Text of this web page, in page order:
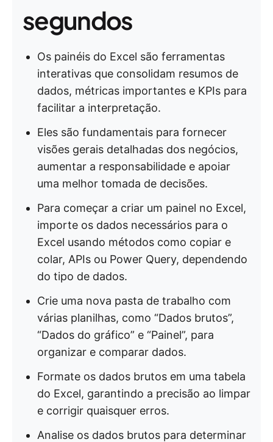
segundos
Os painéis do Excel são ferramentas
interativas que consolidam resumos de
dados, métricas importantes e KPIs para
facilitar a interpretação.
Eles são fundamentais para fornecer
visões gerais detalhadas dos negócios,
aumentar a responsabilidade e apoiar
uma melhor tomada de decisões.
Para começar a criar um painel no Excel,
importe os dados necessários para o
Excel usando métodos como copiar e
colar, APIs ou Power Query, dependendo
do tipo de dados.
Crie uma nova pasta de trabalho com
várias planilhas, como “Dados brutos”,
“Dados do gráfico” e “Painel”, para
organizar e comparar dados.
Formate os dados brutos em uma tabela
do Excel, garantindo a precisão ao limpar
e corrigir quaisquer erros.
Analise os dados brutos para determinar